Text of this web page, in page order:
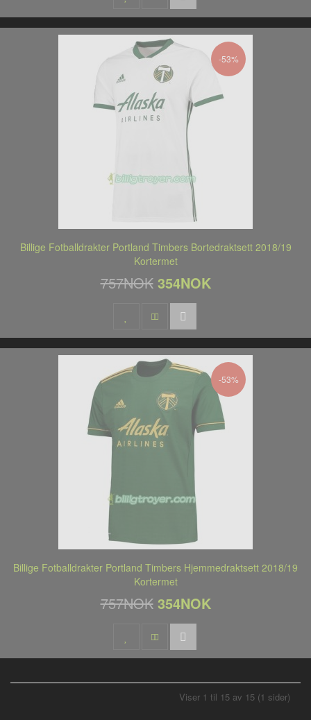
-53%
Billige Fotballdrakter Portland Timbers Bortedraktsett 2018/19
Kortermet
757NOK 354NOK
-53%
Billige Fotballdrakter Portland Timbers Hjemmedraktsett 2018/19
Kortermet
757NOK 354NOK
Viser 1 til 15 av 15 (1 sider)